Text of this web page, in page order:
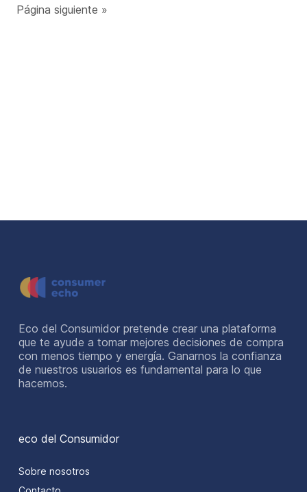
Página siguiente »
Eco del Consumidor pretende crear una plataforma
que te ayude a tomar mejores decisiones de compra
con menos tiempo y energía. Ganarnos la confianza
de nuestros usuarios es fundamental para lo que
hacemos.
eco del Consumidor
Sobre nosotros